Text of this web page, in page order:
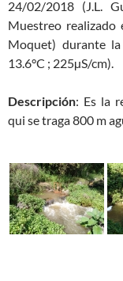
24/02/2018 (J.L.
Muestreo realizado
Moquet) durante la
13.6°C ; 225µS/cm).
Descripción: Es la
qui se traga 800 m